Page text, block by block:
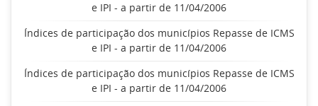
e IPI - a partir de 11/04/2006
Índices de participação dos municípios Repasse de ICMS
e IPI - a partir de 11/04/2006
Índices de participação dos municípios Repasse de ICMS
e IPI - a partir de 11/04/2006